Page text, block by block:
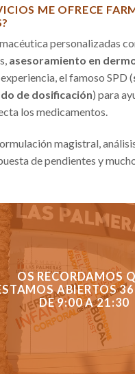
ME OFRECE
personalizadas
asesoramiento en
el famoso SPD (
de dosificación) para
los medicamentos.
magistral,
puesta de pendientes y
OS RECORDAMOS
ABIERTOS
DE 9:00 A 21:30